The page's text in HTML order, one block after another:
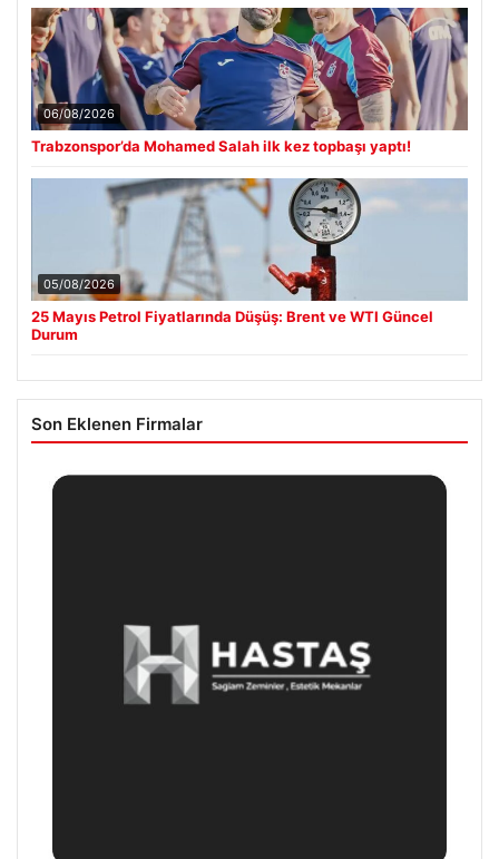
06/08/2026
Trabzonspor’da Mohamed Salah ilk kez topbaşı yaptı!
05/08/2026
25 Mayıs Petrol Fiyatlarında Düşüş: Brent ve WTI Güncel
Durum
Son Eklenen Firmalar